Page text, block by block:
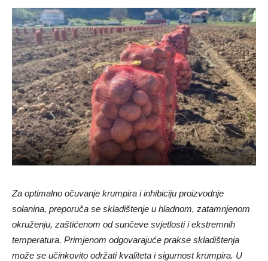
Za optimalno očuvanje krumpira i inhibiciju proizvodnje
solanina, preporuča se skladištenje u hladnom, zatamnjenom
okruženju, zaštićenom od sunčeve svjetlosti i ekstremnih
temperatura. Primjenom odgovarajuće prakse skladištenja
može se učinkovito održati kvaliteta i sigurnost krumpira. U